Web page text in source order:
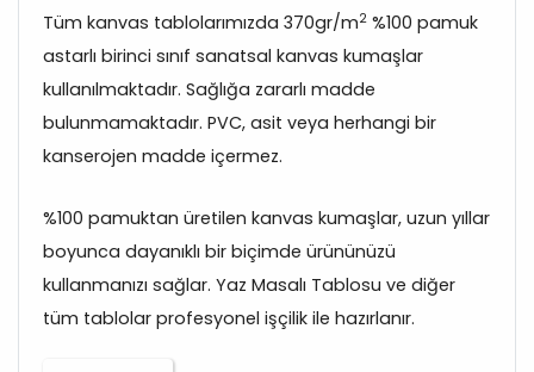
Tüm kanvas tablolarımızda 370gr/m2 %100 pamuk
astarlı birinci sınıf sanatsal kanvas kumaşlar
kullanılmaktadır. Sağlığa zararlı madde
bulunmamaktadır. PVC, asit veya herhangi bir
kanserojen madde içermez.
%100 pamuktan üretilen kanvas kumaşlar, uzun yıllar
boyunca dayanıklı bir biçimde ürününüzü
kullanmanızı sağlar. Yaz Masalı Tablosu ve diğer
tüm tablolar profesyonel işçilik ile hazırlanır.